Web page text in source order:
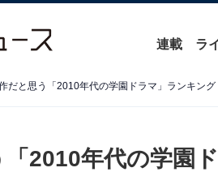
連載 ラ
だと思う「2010年代の学園ドラマ」ランキン
2010年代の学園